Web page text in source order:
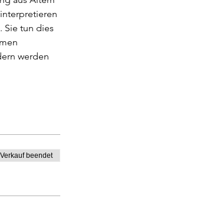
Sie tun dies
werden
Verkauf beendet